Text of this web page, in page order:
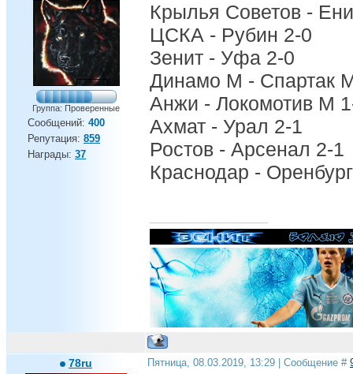
Группа: Проверенные
Сообщений: 400
Репутация: 859
Награды: 37
Крылья Советов -
ЦСКА - Рубин 2-0
Зенит - Уфа 2-0
Динамо М - Спартак
Анжи - Локомотив М
Ахмат - Урал 2-1
Ростов - Арсенал 2-1
Краснодар -
78ru Пятница, 08.03.2019, 13:29 | Сообщение #